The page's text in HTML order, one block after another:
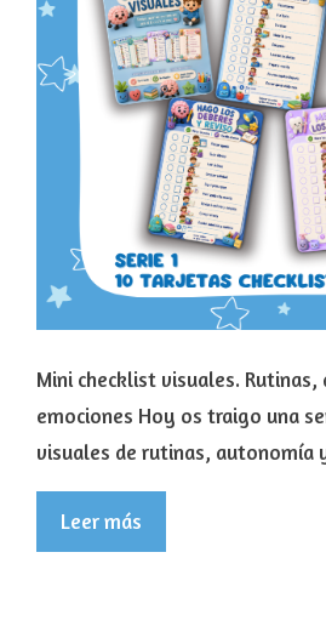
Mini checklist visuales.
emociones Hoy os traigo una
visuales de rutinas, autonomía
Leer más